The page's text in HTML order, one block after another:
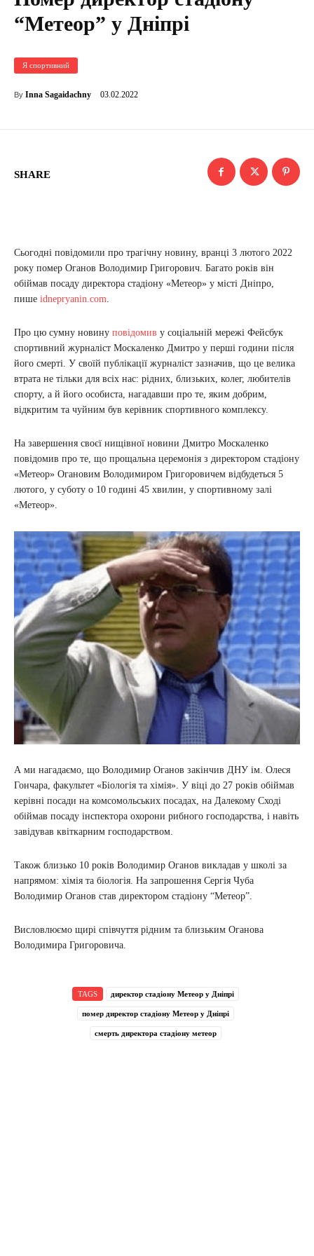
“Метеор” у Дніпрі
Я спортивний
By Inna Sagaidachny 03.02.2022
SHARE
Сьогодні повідомили про трагічну новину, вранці 3 лютого 2022
року помер Оганов Володимир Григорович. Багато років він
обіймав посаду директора стадіону «Метеор» у місті Дніпро,
пише idnepryanin.com.
Про цю сумну новину повідомив у соціальній мережі Фейсбук
спортивний журналіст Москаленко Дмитро у перші години після
його смерті. У своїй публікації журналіст зазначив, що це велика
втрата не тільки для всіх нас: рідних, близьких, колег, любителів
спорту, а й його особиста, нагадавши про те, яким добрим,
відкритим та чуйним був керівник спортивного комплексу.
На завершення своєї нищівної новини Дмитро Москаленко
повідомив про те, що прощальна церемонія з директором стадіону
«Метеор» Огановим Володимиром Григоровичем відбудеться 5
лютого, у суботу о 10 годині 45 хвилин, у спортивному залі
«Метеор».
А ми нагадаємо, що Володимир Оганов закінчив ДНУ ім. Олеся
Гончара, факультет «Біологія та хімія». У віці до 27 років обіймав
керівні посади на комсомольських посадах, на Далекому Сході
обіймав посаду інспектора охорони рибного господарства, і навіть
завідував квіткарним господарством.
Також близько 10 років Володимир Оганов викладав у школі за
напрямом: хімія та біологія. На запрошення Сергія Чуба
Володимир Оганов став директором стадіону “Метеор”.
Висловлюємо щирі співчуття рідним та близьким Оганова
Володимира Григоровича.
TAGS директор стадіону Метеор у Дніпрі
помер директор стадіону Метеор у Дніпрі
смерть директора стадіону метеор